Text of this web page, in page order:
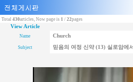
Total 430articles, Now page is 1 / 22pages
View Article
Name Church
Subject 믿음의 여정 신약 (13) 실로암에